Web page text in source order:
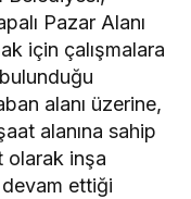
Pazar Alanı
için çalışmalara
bulunduğu
alanı üzerine,
alanına sahip
olarak inşa
devam ettiği